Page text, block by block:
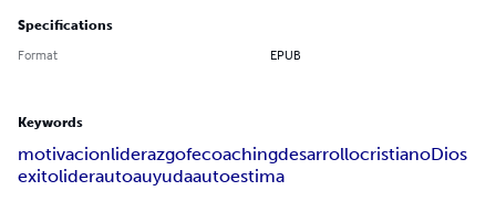
Specifications
Format EPUB
Keywords
motivacionliderazgofecoachingdesarrollocristianoDios
exitoliderautoauyudaautoestima